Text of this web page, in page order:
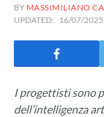
BY MASSIMILIANO
UPDATED: 16/07/2025
I progettisti sono
dell’intelligenza